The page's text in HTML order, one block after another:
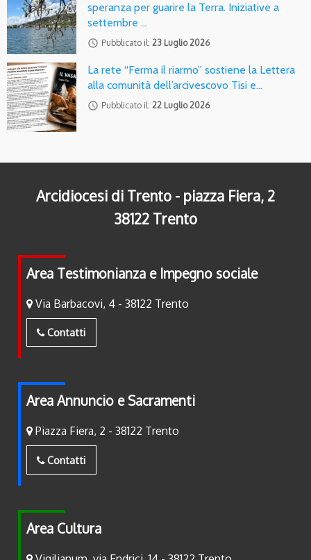
speranza per guarire la Terra. Iniziative a
settembre …
access_time Pubblicato il: 23 Luglio 2026
La rete “Ferma il riarmo” sostiene la Lettera
alla comunità dell’arcivescovo Tisi e…
access_time Pubblicato il: 22 Luglio 2026
Arcidiocesi di Trento - piazza Fiera, 2
38122 Trento
Area Testimonianza e Impegno sociale
Via Barbacovi, 4 - 38122 Trento
Contatti
Area Annuncio e Sacramenti
Piazza Fiera, 2 - 38122 Trento
Contatti
Area Cultura